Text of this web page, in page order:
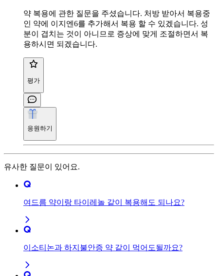
약 복용에 관한 질문을 주셨습니다. 처방 받아서 복용중
인 약에 이지엔6를 추가해서 복용 할 수 있겠습니다. 성
분이 겹치는 것이 아니므로 증상에 맞게 조절하면서 복
용하시면 되겠습니다.
평가
응원하기
유사한 질문이 있어요.
여드름 약이랑 타이레놀 같이 복용해도 되나요?
이소티논과 하지불안증 약 같이 먹어도될까요?